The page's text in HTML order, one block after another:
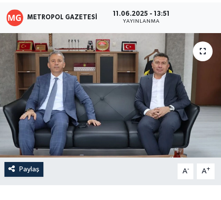
METROPOL GAZETESI 11.06.2025 - 13:51
YAYINLANMA
Paylaş A- A+